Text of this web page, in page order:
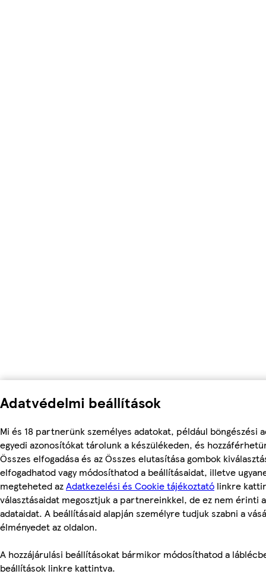
Adatvédelmi beállítások
Mi és 18 partnerünk személyes adatokat, például böngészési
egyedi azonosítókat tárolunk a készülékeden, és
Összes elfogadása és az Összes elutasítása gombok
elfogadhatod vagy módosíthatod a beállításaidat, illetve
megteheted azAdatkezelési és Cookie tájékoztató linkre
választásaidat megosztjuk a partnereinkkel, de ez nem érinti
adataidat. A beállításaid alapján személyre tudjuk szabni a
élményedet az oldalon.
A hozzájárulási beállításokat bármikor módosíthatod a
beállítások linkre kattintva.